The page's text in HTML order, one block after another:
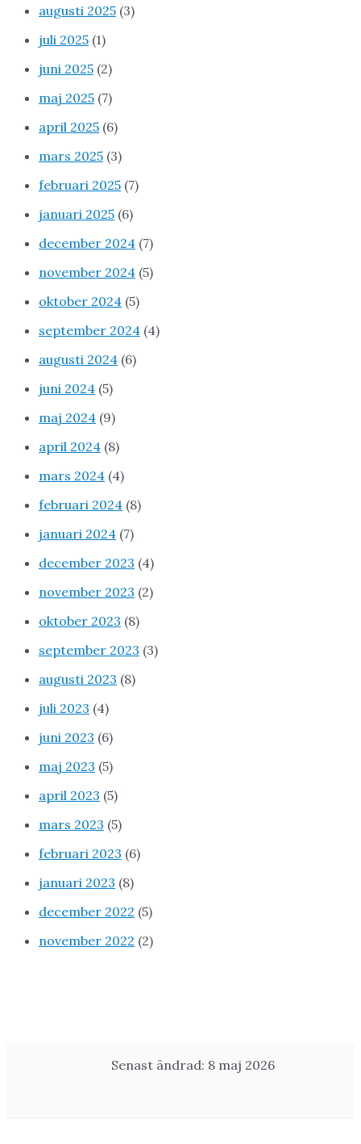
augusti 2025 (3)
juli 2025 (1)
juni 2025 (2)
maj 2025 (7)
april 2025 (6)
mars 2025 (3)
februari 2025 (7)
januari 2025 (6)
december 2024 (7)
november 2024 (5)
oktober 2024 (5)
september 2024 (4)
augusti 2024 (6)
juni 2024 (5)
maj 2024 (9)
april 2024 (8)
mars 2024 (4)
februari 2024 (8)
januari 2024 (7)
december 2023 (4)
november 2023 (2)
oktober 2023 (8)
september 2023 (3)
augusti 2023 (8)
juli 2023 (4)
juni 2023 (6)
maj 2023 (5)
april 2023 (5)
mars 2023 (5)
februari 2023 (6)
januari 2023 (8)
december 2022 (5)
november 2022 (2)
Senast ändrad: 8 maj 2026